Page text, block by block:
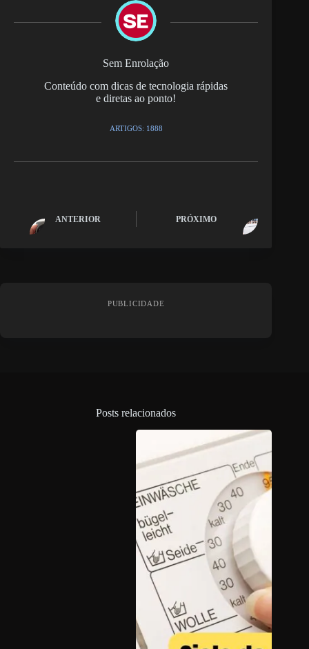
Sem Enrolação
Conteúdo com dicas de tecnologia rápidas
e diretas ao ponto!
ARTIGOS: 1888
ANTERIOR PRÓXIMO
PUBLICIDADE
Posts relacionados